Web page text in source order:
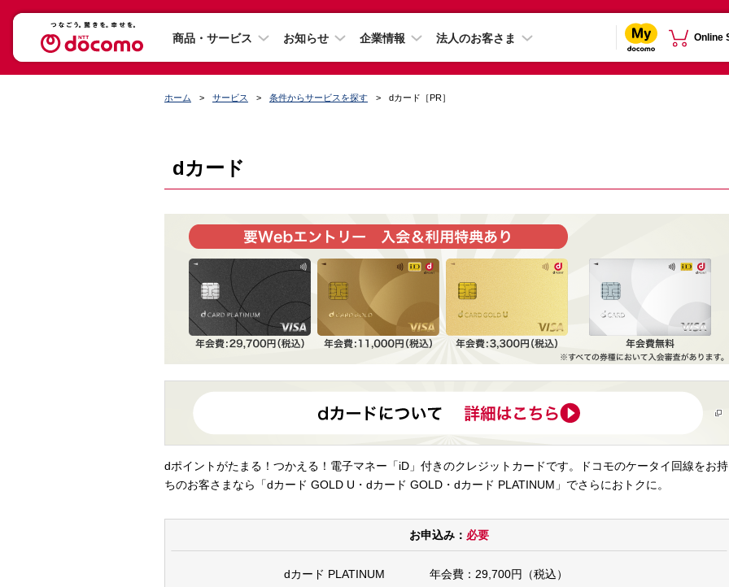
商品・サービス お知らせ 企業情報 法人のお客さま Online
ホーム サービス 条件からサービスを探す dカード［PR］
dカード
dポイントがたまる！つかえる！電子マネー「iD」付きのクレジットカードです。ドコモのケータイ回線をお持
ちのお客さまなら「dカード GOLD U・dカード GOLD・dカード PLATINUM」でさらにおトクに。
お申込み： 必要
dカード PLATINUM
年会費：29,700円（税込）